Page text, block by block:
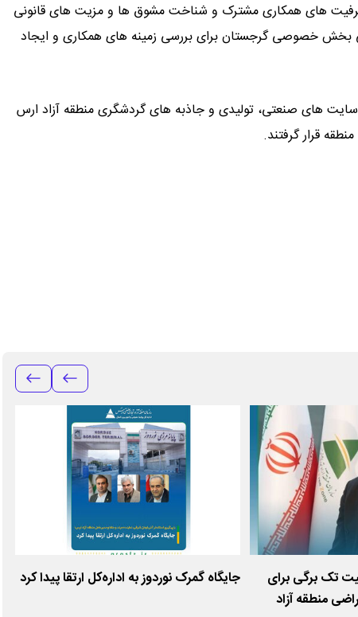
های همکاری مشترک و شناخت مشوق‌ ها و مزیت ‌های قانونی
بخش خصوصی گرجستان برای بررسی زمینه‌ های همکاری و ایجاد
های صنعتی، تولیدی و جاذبه ‌های گردشگری منطقه آزاد ارس
قرار گرفتند.
تک ‌برگی برای
از اراضی منطقه آزاد
جایگاه گمرک نوردوز به اداره‌کل ارتقا پیدا کرد